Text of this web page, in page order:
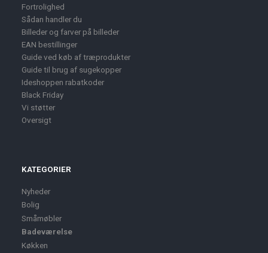
Fortrolighed
Sådan handler du
Billeder og farver på billeder
EAN bestillinger
Guide ved køb af træprodukter
Guide til brug af sugekopper
Ideshoppen rabatkoder
Black Friday
Vi støtter
Oversigt
KATEGORIER
Nyheder
Bolig
Småmøbler
Badeværelse
Køkken